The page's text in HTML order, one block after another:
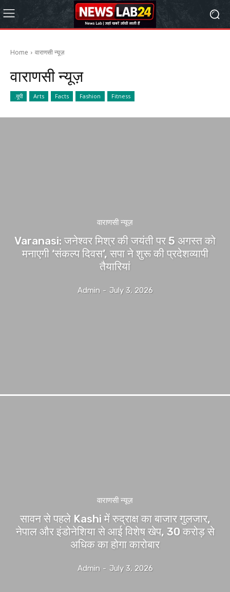
Home वाराणसी न्यूज़
वाराणसी न्यूज़
.यूपी Arts Facts Fashion Fitness
वाराणसी न्यूज़
Varanasi: जनेश्वर मिश्र की जयंती पर 5 अगस्त को
मनाएगी ‘संकल्प दिवस’, सपा ने शुरू की प्रदेशव्यापी
तैयारियां
Admin - July 3, 2026
वाराणसी न्यूज़
सावन से पहले Kashi में रुद्राक्ष का बाजार गुलजार,
नेपाल और इंडोनेशिया से आई विशेष खेप, 30 करोड़ से
अधिक का होगा कारोबार
Admin - July 3, 2026